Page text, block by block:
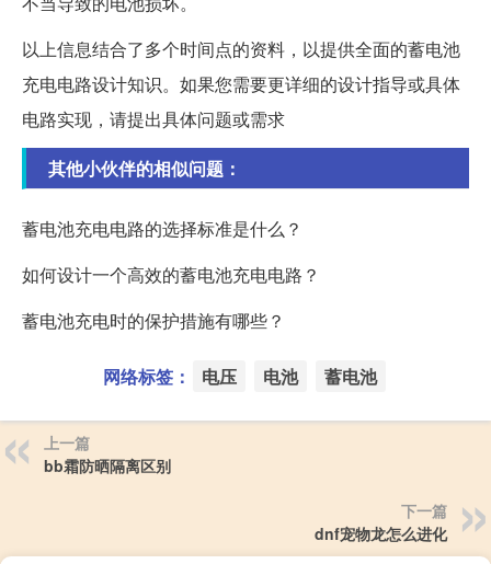
以上信息结合了多个时间点的资料，以提供全面的蓄电池
充电电路设计知识。如果您需要更详细的设计指导或具体
电路实现，请提出具体问题或需求
其他小伙伴的相似问题：
蓄电池充电电路的选择标准是什么？
如何设计一个高效的蓄电池充电电路？
蓄电池充电时的保护措施有哪些？
网络标签： 电压 电池 蓄电池
上一篇
bb霜防晒隔离区别
下一篇
dnf宠物龙怎么进化